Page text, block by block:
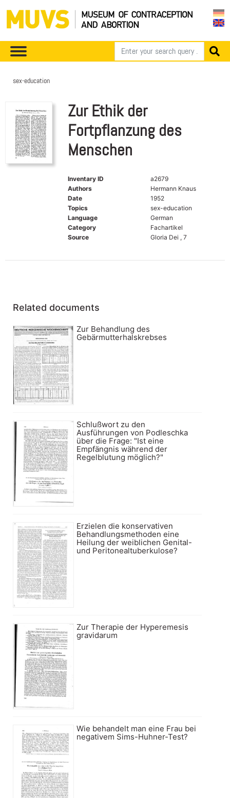
sex-education
Zur Ethik der
Fortpflanzung des
Menschen
Inventary ID
a2679
Authors
Hermann Knaus
Date
1952
Topics
sex-education
Language
German
Category
Fachartikel
Source
Gloria Dei , 7
Related documents
Zur Behandlung des
Gebärmutterhalskrebses
Schlußwort zu den
Ausführungen von Podleschka
über die Frage: "Ist eine
Empfängnis während der
Regelblutung möglich?"
Erzielen die konservativen
Behandlungsmethoden eine
Heilung der weiblichen Genital-
und Peritonealtuberkulose?
Zur Therapie der Hyperemesis
gravidarum
Wie behandelt man eine Frau bei
negativem Sims-Huhner-Test?